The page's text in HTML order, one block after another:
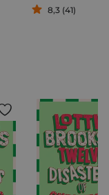
8,3 (41)